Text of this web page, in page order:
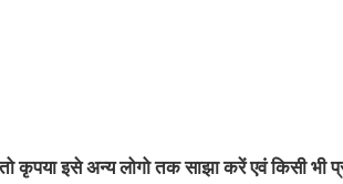
कृपया इसे अन्य लोगो तक साझा करें एवं किसी